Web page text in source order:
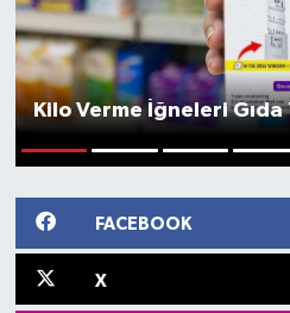
Kilo Verme İğneleri
FACEBOOK
X
Son Dakika Haberleri
Haber Arşivi